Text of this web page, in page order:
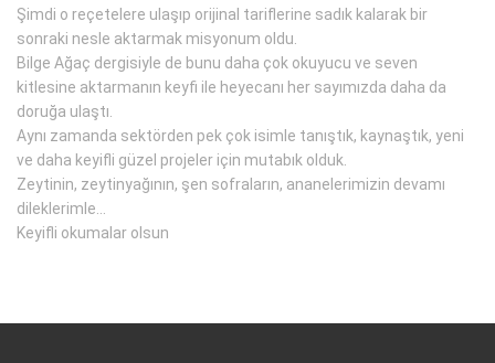
Şimdi o reçetelere ulaşıp orijinal tariflerine sadık kalarak bir
sonraki nesle aktarmak misyonum oldu.
Bilge Ağaç dergisiyle de bunu daha çok okuyucu ve seven
kitlesine aktarmanın keyfi ile heyecanı her sayımızda daha da
doruğa ulaştı.
Aynı zamanda sektörden pek çok isimle tanıştık, kaynaştık, yeni
ve daha keyifli güzel projeler için mutabık olduk.
Zeytinin, zeytinyağının, şen sofraların, ananelerimizin devamı
dileklerimle…
Keyifli okumalar olsun